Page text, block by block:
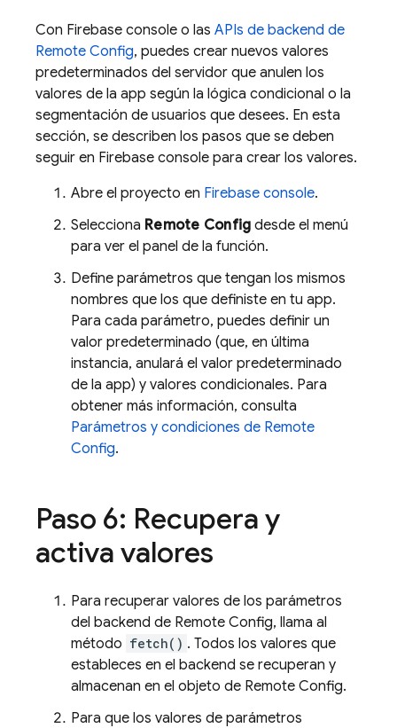
Con Firebase console o las APIs de backend de
Remote Config, puedes crear nuevos valores
predeterminados del servidor que anulen los
valores de la app según la lógica condicional o la
segmentación de usuarios que desees. En esta
sección, se describen los pasos que se deben
seguir en Firebase console para crear los valores.
Abre el proyecto en Firebase console.
Selecciona Remote Config desde el menú
para ver el panel de la función.
Define parámetros que tengan los mismos
nombres que los que definiste en tu app.
Para cada parámetro, puedes definir un
valor predeterminado (que, en última
instancia, anulará el valor predeterminado
de la app) y valores condicionales. Para
obtener más información, consulta
Parámetros y condiciones de Remote
Config.
Paso 6: Recupera y
activa valores
Para recuperar valores de los parámetros
del backend de Remote Config, llama al
método fetch() . Todos los valores que
estableces en el backend se recuperan y
almacenan en el objeto de Remote Config.
Para que los valores de parámetros